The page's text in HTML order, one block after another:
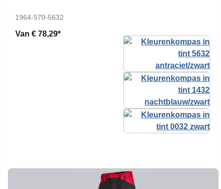
1964-570-5632
Van € 78,29*